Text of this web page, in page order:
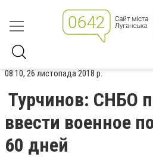
08:10, 26 листопада 2018 р.
Турчинов: СНБО
ввести военное
60 дней